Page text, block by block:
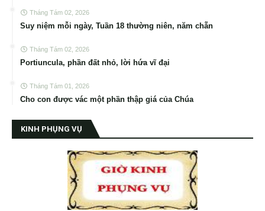
Tháng Tám 02, 2026
Suy niệm mỗi ngày, Tuần 18 thường niên, năm chẵn
Tháng Tám 02, 2026
Portiuncula, phần đất nhỏ, lời hứa vĩ đại
Tháng Tám 01, 2026
Cho con được vác một phần thập giá của Chúa
KINH PHỤNG VỤ